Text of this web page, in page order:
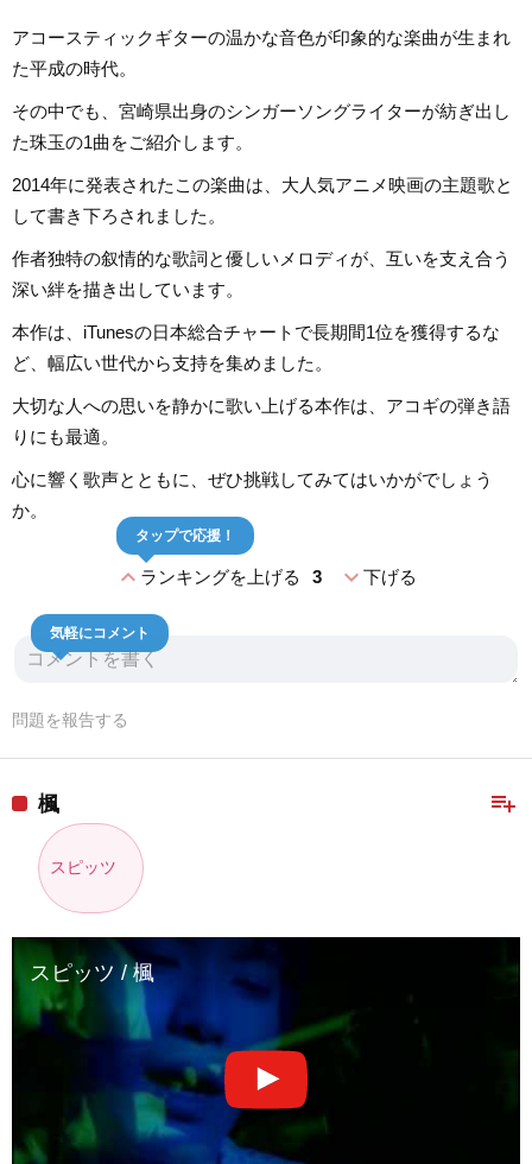
アコースティックギターの温かな音色が印象的な楽曲が生まれ
た平成の時代。
その中でも、宮崎県出身のシンガーソングライターが紡ぎ出し
た珠玉の1曲をご紹介します。
2014年に発表されたこの楽曲は、大人気アニメ映画の主題歌と
して書き下ろされました。
作者独特の叙情的な歌詞と優しいメロディが、互いを支え合う
深い絆を描き出しています。
本作は、iTunesの日本総合チャートで長期間1位を獲得するな
ど、幅広い世代から支持を集めました。
大切な人への思いを静かに歌い上げる本作は、アコギの弾き語
りにも最適。
心に響く歌声とともに、ぜひ挑戦してみてはいかがでしょう
か。
expand_lessランキングを上げる 3
タップで応援！
expand_more下げる
気軽にコメント
問題を報告する
playlist_add
楓
スピッツ
スピッツ / 楓